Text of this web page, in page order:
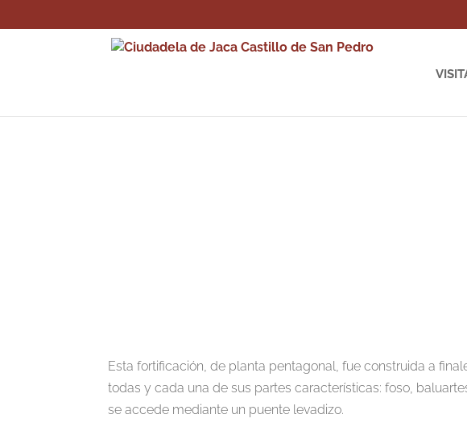
Esta fortificación, de planta pentagonal, fue construida a
todas y cada una de sus partes características: foso,
se accede mediante un puente levadizo.